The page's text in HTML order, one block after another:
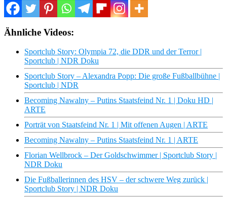
Ähnliche Videos:
Sportclub Story: Olympia 72, die DDR und der Terror |
Sportclub | NDR Doku
Sportclub Story – Alexandra Popp: Die große Fußballbühne |
Sportclub | NDR
Becoming Nawalny – Putins Staatsfeind Nr. 1 | Doku HD |
ARTE
Porträt von Staatsfeind Nr. 1 | Mit offenen Augen | ARTE
Becoming Nawalny – Putins Staatsfeind Nr. 1 | ARTE
Florian Wellbrock – Der Goldschwimmer | Sportclub Story |
NDR Doku
Die Fußballerinnen des HSV – der schwere Weg zurück |
Sportclub Story | NDR Doku